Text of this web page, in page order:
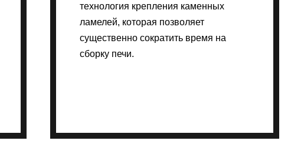
технология крепления каменных
ламелей, которая позволяет
существенно сократить время на
сборку печи.